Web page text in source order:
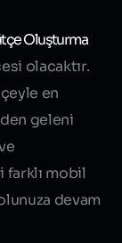
Oluşturma
olacaktır.
en
geleni
mobil
devam